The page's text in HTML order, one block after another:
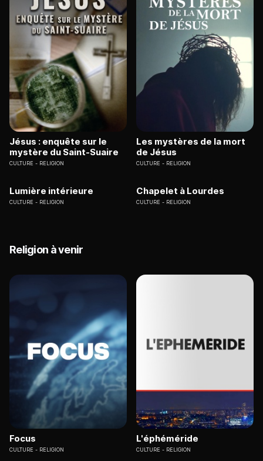
Jésus : enquête sur le
mystère du Saint-Suaire
CULTURE RELIGION
Les mystères de la mort
de Jésus
CULTURE RELIGION
Lumière intérieure
CULTURE RELIGION
Chapelet à Lourdes
CULTURE RELIGION
Religion à venir
Focus
CULTURE RELIGION
L'éphéméride
CULTURE RELIGION